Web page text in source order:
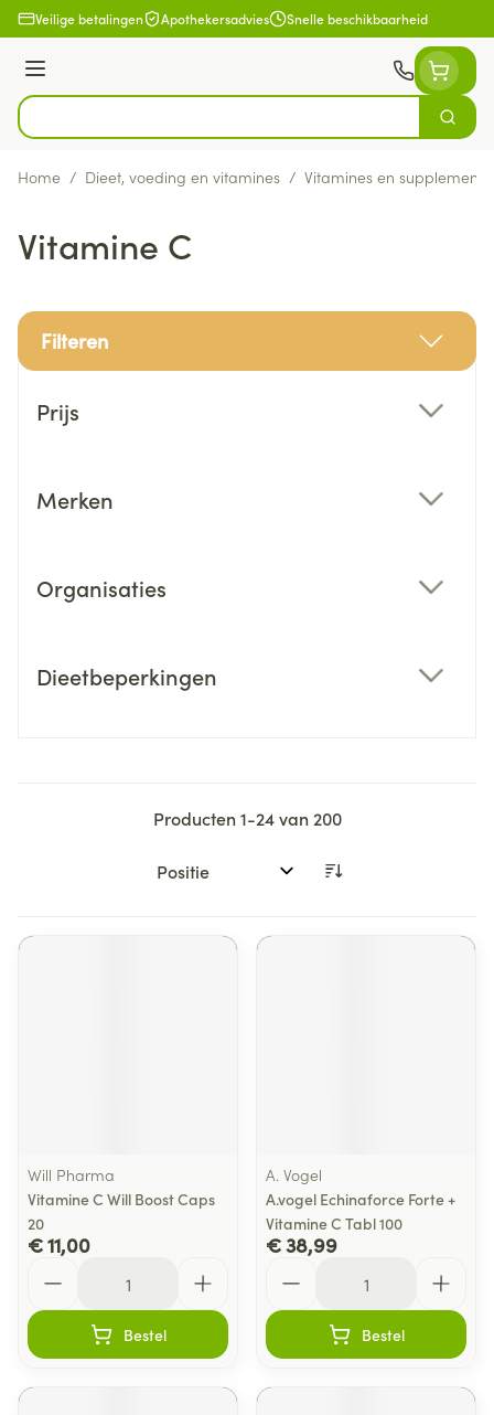
Ga naar de inhoud
Veilige betalingen Apothekersadvies Snelle beschikbaarheid
Menu
Product, merk, categorie...
Zoek
Home / Dieet, voeding en vitamines / Vitamines en
Vitamine C
Filteren
Prijs
Merken
Organisaties
Dieetbeperkingen
Producten1-24van 200
Sorteer op:
Will Pharma
Vitamine C Will Boost Caps
20
€ 11,00
Bestel
A. Vogel
A.vogel Echinaforce Forte +
Vitamine C Tabl 100
€ 38,99
Bestel